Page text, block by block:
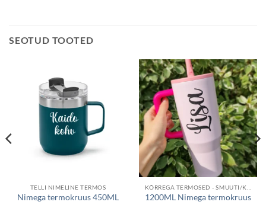
SEOTUD TOOTED
TELLI NIMELINE TERMOS
Nimega termokruus 450ML 1200ML Nimega termokruus